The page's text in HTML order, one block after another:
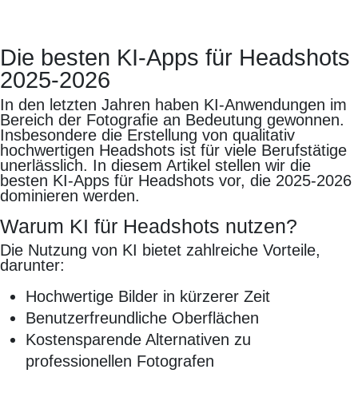
Die besten KI-Apps für Headshots
2025-2026
In den letzten Jahren haben KI-Anwendungen im
Bereich der Fotografie an Bedeutung gewonnen.
Insbesondere die Erstellung von qualitativ
hochwertigen Headshots ist für viele Berufstätige
unerlässlich. In diesem Artikel stellen wir die
besten KI-Apps für Headshots vor, die 2025-2026
dominieren werden.
Warum KI für Headshots nutzen?
Die Nutzung von KI bietet zahlreiche Vorteile,
darunter:
Hochwertige Bilder in kürzerer Zeit
Benutzerfreundliche Oberflächen
Kostensparende Alternativen zu
professionellen Fotografen